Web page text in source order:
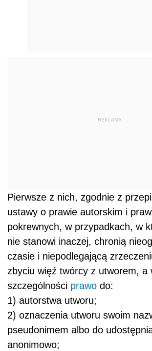
REKLAMA
Pierwsze z nich, zgodnie z
ustawy o prawie autorskim i
pokrewnych, w przypadkach, w
nie stanowi inaczej, chronią
czasie i niepodlegającą
zbyciu więź twórcy z utworem, a
szczególności prawo do:
1) autorstwa utworu;
2) oznaczenia utworu swoim
pseudonimem albo do
anonimowo;